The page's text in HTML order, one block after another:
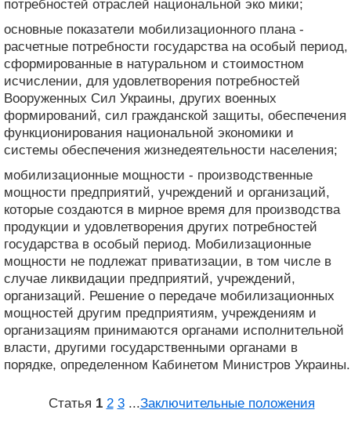
потребностей отраслей национальной эко мики;
основные показатели мобилизационного плана -
расчетные потребности государства на особый период,
сформированные в натуральном и стоимостном
исчислении, для удовлетворения потребностей
Вооруженных Сил Украины, других военных
формирований, сил гражданской защиты, обеспечения
функционирования национальной экономики и
системы обеспечения жизнедеятельности населения;
мобилизационные мощности - производственные
мощности предприятий, учреждений и организаций,
которые создаются в мирное время для производства
продукции и удовлетворения других потребностей
государства в особый период. Мобилизационные
мощности не подлежат приватизации, в том числе в
случае ликвидации предприятий, учреждений,
организаций. Решение о передаче мобилизационных
мощностей другим предприятиям, учреждениям и
организациям принимаются органами исполнительной
власти, другими государственными органами в
порядке, определенном Кабинетом Министров Украины.
Статья 1 2 3 ...Заключительные положения